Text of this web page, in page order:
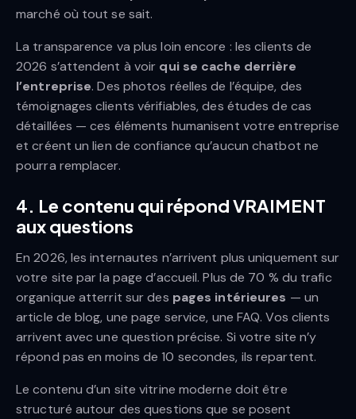
marché où tout se sait.
La transparence va plus loin encore : les clients de
2026 s’attendent à voir qui se cache derrière
l’entreprise. Des photos réelles de l’équipe, des
témoignages clients vérifiables, des études de cas
détaillées — ces éléments humanisent votre entreprise
et créent un lien de confiance qu’aucun chatbot ne
pourra remplacer.
4. Le contenu qui répond VRAIMENT
aux questions
En 2026, les internautes n’arrivent plus uniquement sur
votre site par la page d’accueil. Plus de 70 % du trafic
organique atterrit sur des pages intérieures — un
article de blog, une page service, une FAQ. Vos clients
arrivent avec une question précise. Si votre site n’y
répond pas en moins de 10 secondes, ils repartent.
Le contenu d’un site vitrine moderne doit être
structuré autour des questions que se posent